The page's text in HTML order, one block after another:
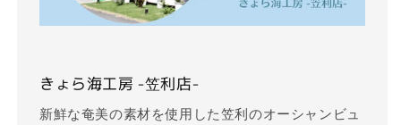
きょら海工房 -笠利店-
新鮮な奄美の素材を使用した笠利のオーシャンビュ